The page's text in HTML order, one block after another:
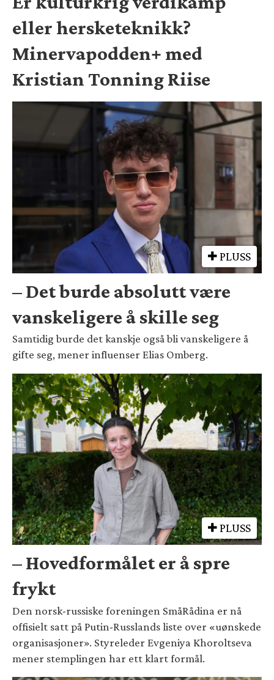
eller hersketeknikk?
Minervapodden+ med
Kristian Tonning Riise
PLUSS
– Det burde absolutt være
vanskeligere å skille seg
Samtidig burde det kanskje også bli vanskeligere å
gifte seg, mener influenser Elias Omberg.
PLUSS
– Hovedformålet er å spre
frykt
Den norsk-russiske foreningen SmåRådina er nå
offisielt satt på Putin-Russlands liste over «uønskede
organisasjoner». Styreleder Evgeniya Khoroltseva
mener stemplingen har ett klart formål.